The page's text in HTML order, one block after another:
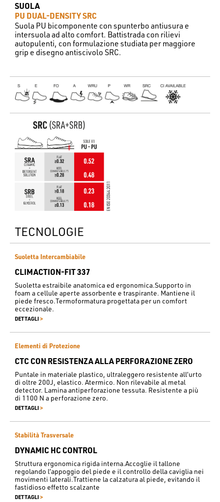
SUOLA
PU DUAL-DENSITY SRC
Suola PU bicomponente con spunterbo antiusura e
intersuola ad alto comfort. Battistrada con rilievi
autopulenti, con formulazione studiata per maggiore
grip e disegno antiscivolo SRC.
TECNOLOGIE
Suoletta Intercambiabile
CLIMACTION-FIT 337
Suoletta estraibile anatomica ed ergonomica.Supporto in
foam a cellule aperte assorbente e traspirante. Mantiene il
piede fresco.Termoformatura progettata per un comfort
eccezionale.
DETTAGLI >
Elementi di Protezione
CTC CON RESISTENZA ALLA PERFORAZIONE ZERO
Puntale in materiale plastico, ultraleggero resistente all’urto
di oltre 200J, elastico. Atermico. Non rilevabile al metal
detector. Lamina antiperforazione tessuta. Resistente a più
di 1100 N a perforazione zero.
DETTAGLI >
Stabilità Trasversale
DYNAMIC HC CONTROL
Struttura ergonomica rigida interna.Accoglie il tallone
regolando l’appoggio del piede e il controllo della caviglia nei
movimenti laterali.Trattiene la calzatura al piede, evitando il
fastidioso effetto scalzante
DETTAGLI >